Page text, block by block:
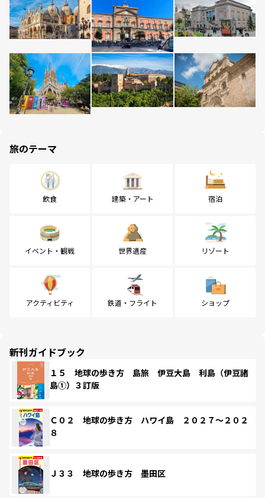
旅のテーマ
飲食 建築・アート 宿泊
イベント・観戦 世界遺産 リゾート
アクティビティ 鉄道・フライト ショップ
新刊ガイドブック
１５ 地球の歩き方 島旅 伊豆大島 利島（伊豆諸
島①）３訂版
Ｃ０２ 地球の歩き方 ハワイ島 ２０２７～２０２
８
Ｊ３３ 地球の歩き方 墨田区